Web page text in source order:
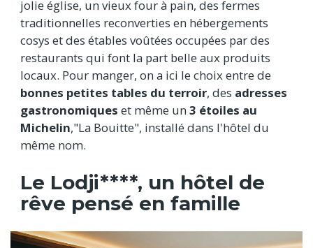
jolie église, un vieux four à pain, des fermes
traditionnelles reconverties en hébergements
cosys et des étables voûtées occupées par des
restaurants qui font la part belle aux produits
locaux. Pour manger, on a ici le choix entre de
bonnes petites tables du terroir, des adresses
gastronomiques et même un3 étoiles au
Michelin,"La Bouitte", installé dans l'hôtel du
même nom.
Le Lodji****, un hôtel de
rêve pensé en famille